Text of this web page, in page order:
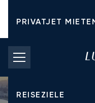
PRIVATJET
CHARTERPREISE
PRIVATJETS
REISEZIELE